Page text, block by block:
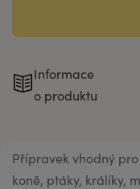
Informace
o produktu
Přípravek vhodný
koně, ptáky, králíky,